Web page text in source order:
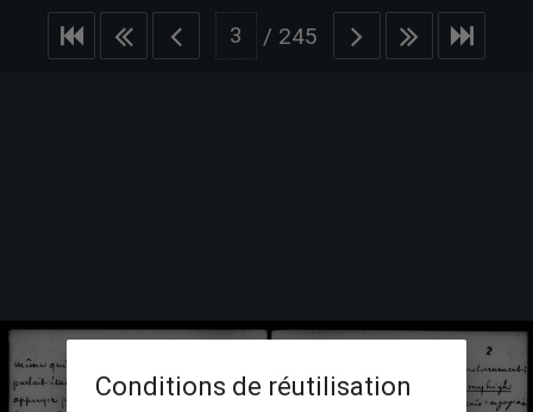
/ 245
Conditions de réutilisation